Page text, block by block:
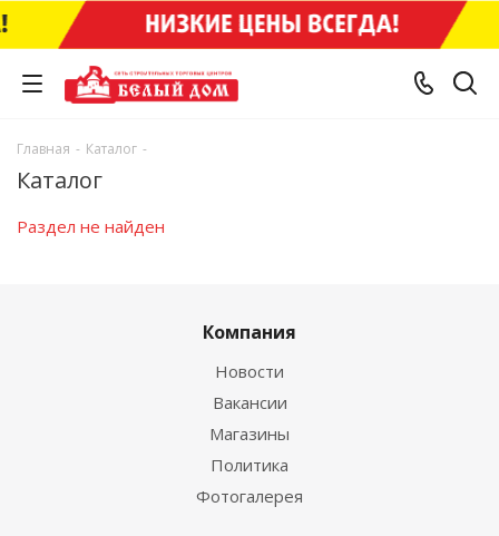
Главная - Каталог -
Каталог
Раздел не найден
Компания
Новости
Вакансии
Магазины
Политика
Фотогалерея